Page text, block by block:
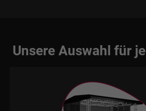
Unsere Auswahl für